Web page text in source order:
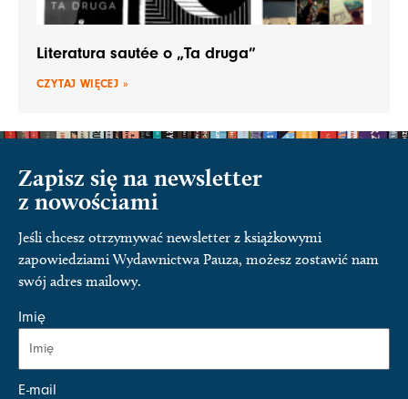
Literatura sautée o „Ta druga”
CZYTAJ WIĘCEJ »
Zapisz się na newsletter
z nowościami
Jeśli chcesz otrzymywać newsletter z książkowymi
zapowiedziami Wydawnictwa Pauza, możesz zostawić nam
swój adres mailowy.
Imię
E-mail